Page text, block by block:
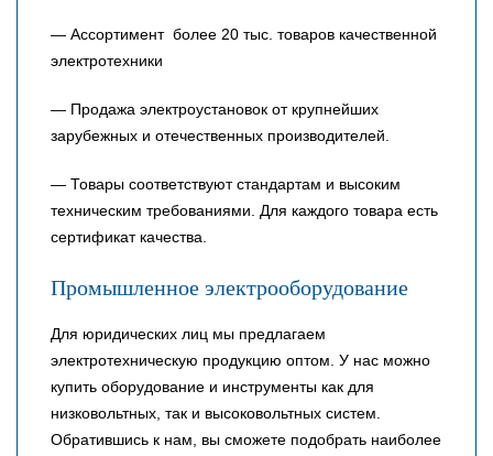
— Ассортимент более 20 тыс. товаров качественной
электротехники
— Продажа электроустановок от крупнейших
зарубежных и отечественных производителей.
— Товары соответствуют стандартам и высоким
техническим требованиями. Для каждого товара есть
сертификат качества.
Промышленное электрооборудование
Для юридических лиц мы предлагаем
электротехническую продукцию оптом. У нас можно
купить оборудование и инструменты как для
низковольтных, так и высоковольтных систем.
Обратившись к нам, вы сможете подобрать наиболее